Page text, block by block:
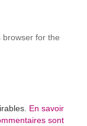
browser for the
En savoir
sont